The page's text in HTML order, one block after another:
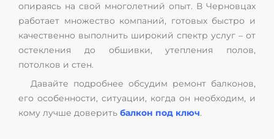
опираясь на свой многолетний опыт. В Черновцах
работает множество компаний, готовых быстро и
качественно выполнить широкий спектр услуг – от
остекления до обшивки, утепления полов,
потолков и стен.
Давайте подробнее обсудим ремонт балконов,
его особенности, ситуации, когда он необходим, и
кому лучше доверить балкон под ключ.